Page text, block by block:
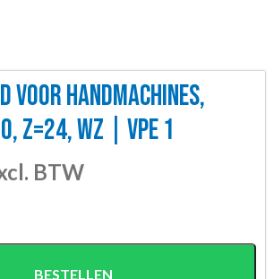
VOOR HANDMACHINES,
Z=24, WZ | VPE 1
BTW
BESTELLEN